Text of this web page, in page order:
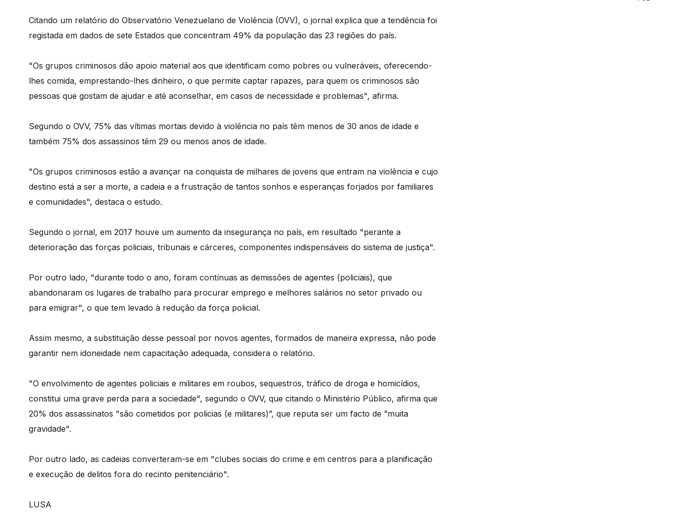
Citando um relatório do Observatório Venezuelano de Violência (OVV), o jornal explica que a tendência foi
registada em dados de sete Estados que concentram 49% da população das 23 regiões do país.
"Os grupos criminosos dão apoio material aos que identificam como pobres ou vulneráveis, oferecendo-
lhes comida, emprestando-lhes dinheiro, o que permite captar rapazes, para quem os criminosos são
pessoas que gostam de ajudar e até aconselhar, em casos de necessidade e problemas", afirma.
Segundo o OVV, 75% das vítimas mortais devido à violência no país têm menos de 30 anos de idade e
também 75% dos assassinos têm 29 ou menos anos de idade.
"Os grupos criminosos estão a avançar na conquista de milhares de jovens que entram na violência e cujo
destino está a ser a morte, a cadeia e a frustração de tantos sonhos e esperanças forjados por familiares
e comunidades", destaca o estudo.
Segundo o jornal, em 2017 houve um aumento da insegurança no país, em resultado "perante a
deterioração das forças policiais, tribunais e cárceres, componentes indispensáveis do sistema de justiça".
Por outro lado, "durante todo o ano, foram contínuas as demissões de agentes (policiais), que
abandonaram os lugares de trabalho para procurar emprego e melhores salários no setor privado ou
para emigrar", o que tem levado à redução da força policial.
Assim mesmo, a substituição desse pessoal por novos agentes, formados de maneira expressa, não pode
garantir nem idoneidade nem capacitação adequada, considera o relatório.
"O envolvimento de agentes policiais e militares em roubos, sequestros, tráfico de droga e homicídios,
constitui uma grave perda para a sociedade", segundo o OVV, que citando o Ministério Público, afirma que
20% dos assassinatos "são cometidos por policias (e militares)”, que reputa ser um facto de ”muita
gravidade".
Por outro lado, as cadeias converteram-se em "clubes sociais do crime e em centros para a planificação
e execução de delitos fora do recinto penitenciário".
LUSA